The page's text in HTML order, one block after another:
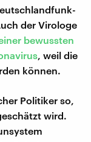
der Virologe
bewussten
, weil die
können.
Politiker so,
wird.